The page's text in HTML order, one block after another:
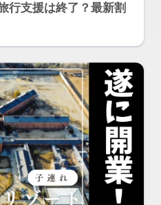
行支援は終了？最新割